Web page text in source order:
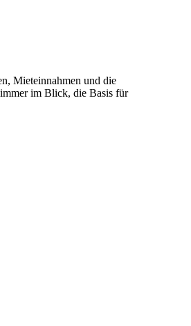
Mieteinnahmen und die
im Blick, die Basis für